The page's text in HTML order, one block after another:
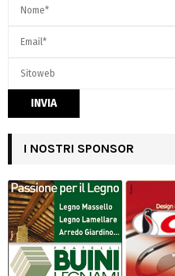
I NOSTRI SPONSOR